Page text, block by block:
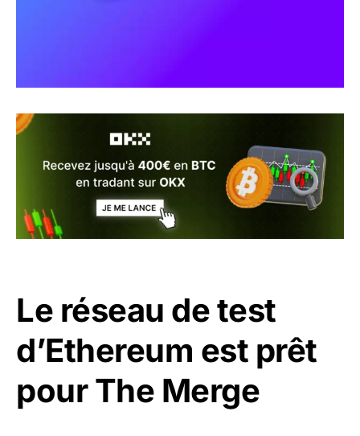
Le réseau de test
d’Ethereum est prêt
pour The Merge